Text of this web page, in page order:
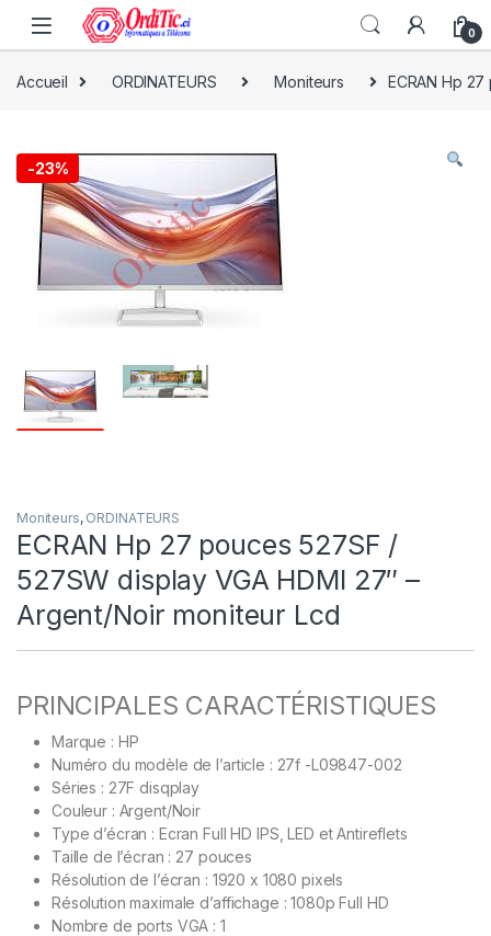
0
Accueil ORDINATEURS Moniteurs ECRAN Hp
-23%
Moniteurs, ORDINATEURS
ECRAN Hp 27 pouces 527SF /
527SW display VGA HDMI 27″ –
Argent/Noir moniteur Lcd
PRINCIPALES CARACTÉRISTIQUES
Marque : HP
Numéro du modèle de l’article : 27f -L09847-002
Séries : 27F disqplay
Couleur : Argent/Noir
Type d’écran : Ecran Full HD IPS, LED et Antireflets
Taille de l’écran : 27 pouces
Résolution de l’écran : 1920 x 1080 pixels
Résolution maximale d’affichage : 1080p Full HD
Nombre de ports VGA : 1